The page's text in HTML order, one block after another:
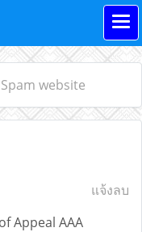
Spam website
แจ้งลบ
Appeal AAA